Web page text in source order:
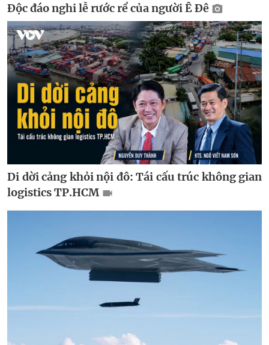
Độc đáo nghi lễ rước rể của người Ê Đê
Di dời cảng khỏi nội đô: Tái cấu trúc không gian
logistics TP.HCM